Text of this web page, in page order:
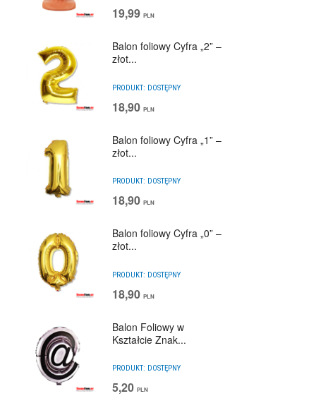
19,99 PLN
Balon foliowy Cyfra „2” –
złot...
PRODUKT: DOSTĘPNY
18,90 PLN
Balon foliowy Cyfra „1” –
złot...
PRODUKT: DOSTĘPNY
18,90 PLN
Balon foliowy Cyfra „0” –
złot...
PRODUKT: DOSTĘPNY
18,90 PLN
Balon Foliowy w
Kształcie Znak...
PRODUKT: DOSTĘPNY
5,20 PLN